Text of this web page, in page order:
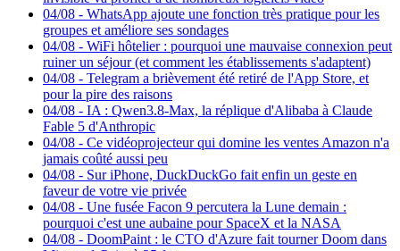
04/08 - WhatsApp ajoute une fonction très pratique pour les
groupes et améliore ses sondages
04/08 - WiFi hôtelier : pourquoi une mauvaise connexion peut
ruiner un séjour (et comment les établissements s'adaptent)
04/08 - Telegram a brièvement été retiré de l'App Store, et
pour la pire des raisons
04/08 - IA : Qwen3.8-Max, la réplique d'Alibaba à Claude
Fable 5 d'Anthropic
04/08 - Ce vidéoprojecteur qui domine les ventes Amazon n'a
jamais coûté aussi peu
04/08 - Sur iPhone, DuckDuckGo fait enfin un geste en
faveur de votre vie privée
04/08 - Une fusée Facon 9 percutera la Lune demain :
pourquoi c'est une aubaine pour SpaceX et la NASA
04/08 - DoomPaint : le CTO d'Azure fait tourner Doom dans